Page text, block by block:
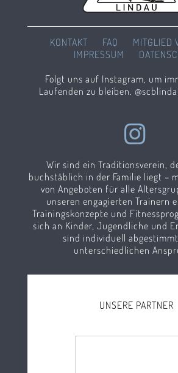
KONTAKT FAQ
MITGLIED
IMPRESSUM
Folgt uns auf Instagram, um
Laufenden zu bleiben.
Wir sind ein Traditionsverein,
buchstäblich in der Familie liegt –
von Angeboten für alle
unseren engagierten Trainern
Trainingskonzepte und
sich an Kinder, Jugendliche und
sind individuell
unterschiedlichen
UNSERE PARTNER